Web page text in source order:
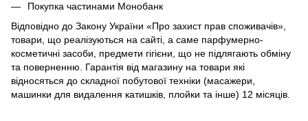
Покупка частинами Монобанк
Відповідно до Закону України «Про захист прав споживачів»,
товари, що реалізуються на сайті, а саме парфумерно-
косметичні засоби, предмети гігієни, що не підлягають обміну
та поверненню. Гарантія від магазину на товари які
відносяться до складної побутової техніки (масажери,
машинки для видалення катишків, плойки та інше) 12 місяців.